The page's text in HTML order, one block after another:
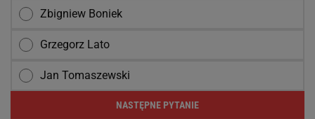
Zbigniew Boniek
Grzegorz Lato
Jan Tomaszewski
NASTĘPNE PYTANIE